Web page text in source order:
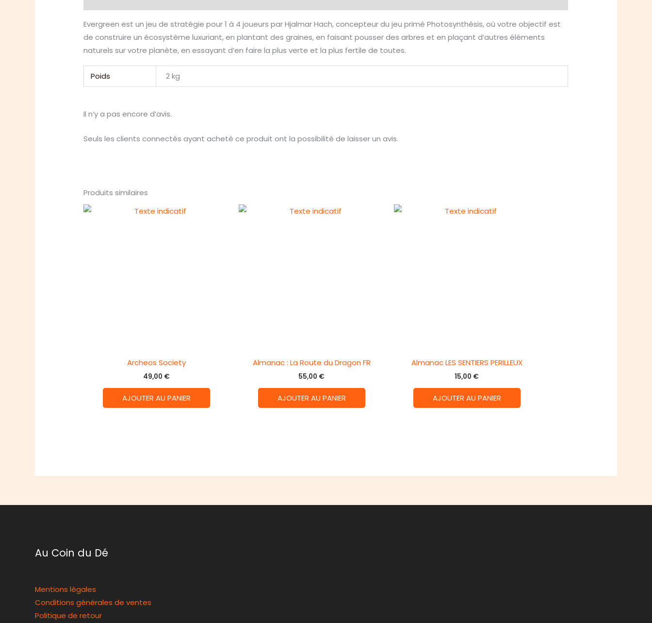
Evergreen est un jeu de stratégie pour 1 à 4 joueurs par Hjalmar Hach, concepteur du jeu primé Photosynthésis, où votre objectif est
de construire un écosystème luxuriant, en plantant des graines, en faisant pousser des arbres et en plaçant d’autres éléments
naturels sur votre planète, en essayant d’en faire la plus verte et la plus fertile de toutes.
Poids 2 kg
Il n’y a pas encore d’avis.
Seuls les clients connectés ayant acheté ce produit ont la possibilité de laisser un avis.
Produits similaires
Archeos Society
49,00 €
AJOUTER AU PANIER
Almanac : La Route du Dragon FR
55,00 €
AJOUTER AU PANIER
Almanac LES SENTIERS PERILLEUX
15,00 €
AJOUTER AU PANIER
Au Coin du Dé
Mentions légales
Conditions générales de ventes
Politique de retour